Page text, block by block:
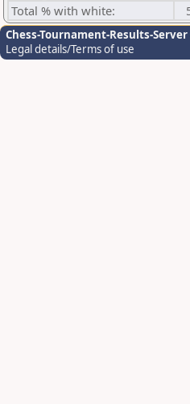
Total % with white:
Chess-Tournament-Results-Server
Legal details/Terms of use